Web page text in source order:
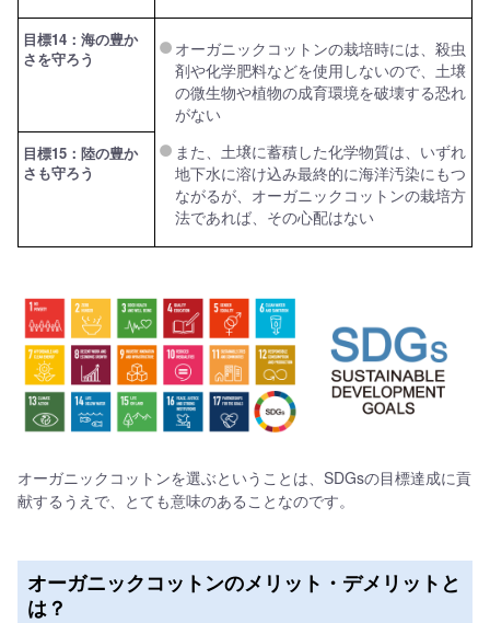
目標14：海の豊か
さを守ろう
オーガニックコットンの栽培時には、殺虫
剤や化学肥料などを使用しないので、土壌
の微生物や植物の成育環境を破壊する恐れ
がない
また、土壌に蓄積した化学物質は、いずれ
地下水に溶け込み最終的に海洋汚染にもつ
ながるが、オーガニックコットンの栽培方
法であれば、その心配はない
目標15：陸の豊か
さも守ろう
オーガニックコットンを選ぶということは、SDGsの目標達成に貢
献するうえで、とても意味のあることなのです。
オーガニックコットンのメリット・デメリットと
は？